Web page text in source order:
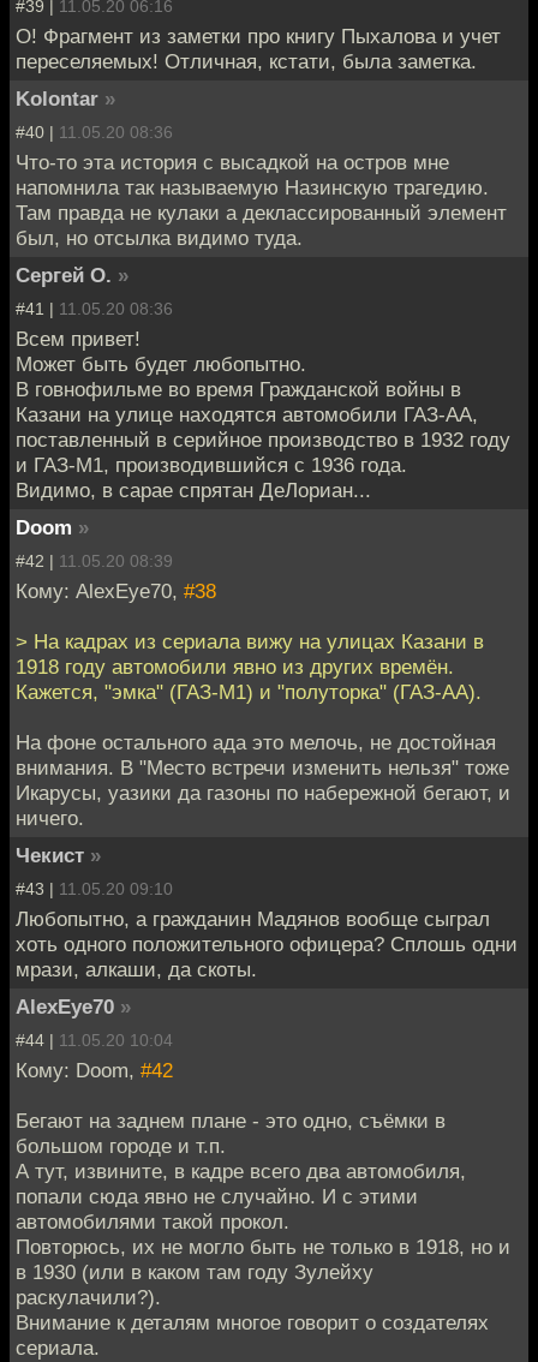
#39 | 11.05.20 06:16
О! Фрагмент из заметки про книгу Пыхалова и учет
переселяемых! Отличная, кстати, была заметка.
Kolontar »
#40 | 11.05.20 08:36
Что-то эта история с высадкой на остров мне
напомнила так называемую Назинскую трагедию.
Там правда не кулаки а деклассированный элемент
был, но отсылка видимо туда.
Сергей О. »
#41 | 11.05.20 08:36
Всем привет!
Может быть будет любопытно.
В говнофильме во время Гражданской войны в
Казани на улице находятся автомобили ГАЗ-АА,
поставленный в серийное производство в 1932 году
и ГАЗ-М1, производившийся с 1936 года.
Видимо, в сарае спрятан ДеЛориан...
Doom »
#42 | 11.05.20 08:39
Кому: AlexEye70, #38
> На кадрах из сериала вижу на улицах Казани в
1918 году автомобили явно из других времён.
Кажется, "эмка" (ГАЗ-М1) и "полуторка" (ГАЗ-АА).
На фоне остального ада это мелочь, не достойная
внимания. В "Место встречи изменить нельзя" тоже
Икарусы, уазики да газоны по набережной бегают, и
ничего.
Чекист »
#43 | 11.05.20 09:10
Любопытно, а гражданин Мадянов вообще сыграл
хоть одного положительного офицера? Сплошь одни
мрази, алкаши, да скоты.
AlexEye70 »
#44 | 11.05.20 10:04
Кому: Doom, #42
Бегают на заднем плане - это одно, съёмки в
большом городе и т.п.
А тут, извините, в кадре всего два автомобиля,
попали сюда явно не случайно. И с этими
автомобилями такой прокол.
Повторюсь, их не могло быть не только в 1918, но и
в 1930 (или в каком там году Зулейху
раскулачили?).
Внимание к деталям многое говорит о создателях
сериала.